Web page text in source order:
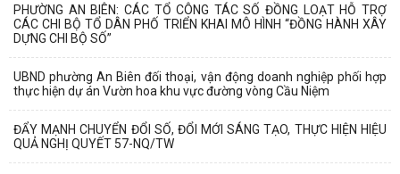
PHƯỜNG AN BIÊN: CÁC TỔ CÔNG TÁC SỐ ĐỒNG LOẠT HỖ TRỢ
CÁC CHI BỘ TỔ DÂN PHỐ TRIỂN KHAI MÔ HÌNH “ĐỒNG HÀNH XÂY
DỰNG CHI BỘ SỐ”
UBND phường An Biên đối thoại, vận động doanh nghiệp phối hợp
thực hiện dự án Vườn hoa khu vực đường vòng Cầu Niệm
ĐẨY MẠNH CHUYỂN ĐỔI SỐ, ĐỔI MỚI SÁNG TẠO, THỰC HIỆN HIỆU
QUẢ NGHỊ QUYẾT 57-NQ/TW